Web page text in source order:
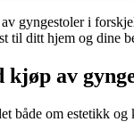
gyngestoler i
til ditt hjem og dine
av
både om estetikk